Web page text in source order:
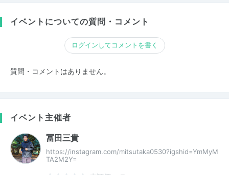
イベントについての質問・コメント
ログインしてコメントを書く
質問・コメントはありません。
イベント主催者
冨田三貴
https://instagram.com/mitsutaka0530?igshid=YmMyM
TA2M2Y=